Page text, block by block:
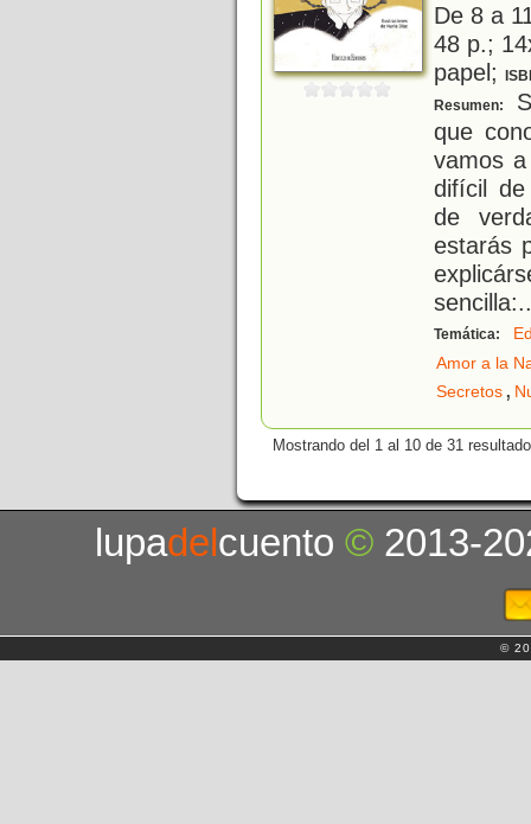
De 8 a
48 p.;
papel;
Resumen:
que
vamos
difícil
de
estarás
sencilla:
Temática:
Amor a la
Secretos,
Mostrando del 1 al 10 de 31
lupadelcuento© 2013-
©